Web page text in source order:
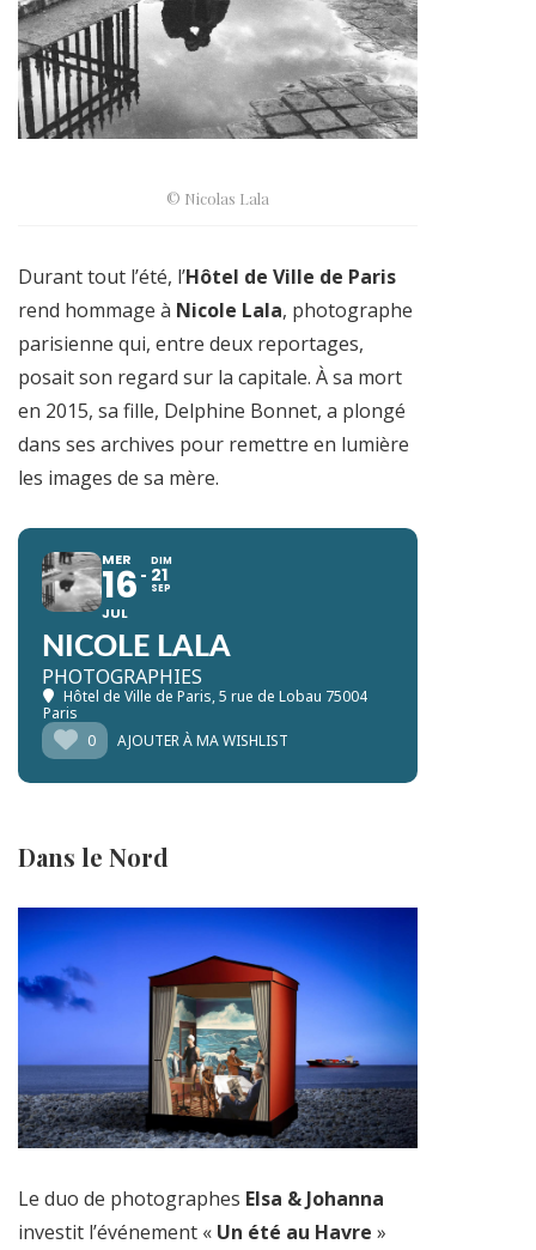
© Nicolas Lala
Durant tout l’été, l’Hôtel de Ville de Paris
rend hommage à Nicole Lala, photographe
parisienne qui, entre deux reportages,
posait son regard sur la capitale. À sa mort
en 2015, sa fille, Delphine Bonnet, a plongé
dans ses archives pour remettre en lumière
les images de sa mère.
MER
16
JUL
DIM
21
SEP
NICOLE LALA
PHOTOGRAPHIES
Hôtel de Ville de Paris, 5 rue de Lobau 75004
Paris
0
AJOUTER À MA WISHLIST
Dans le Nord
Le duo de photographes Elsa & Johanna
investit l’événement « Un été au Havre »